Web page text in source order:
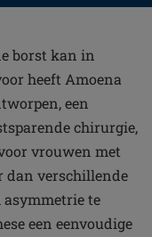
borst kan in
heeft Amoena
een
chirurgie,
vrouwen met
dan verschillende
asymmetrie te
een eenvoudige